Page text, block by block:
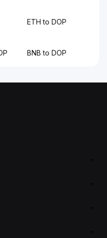
ETH to DOP
BNB to DOP